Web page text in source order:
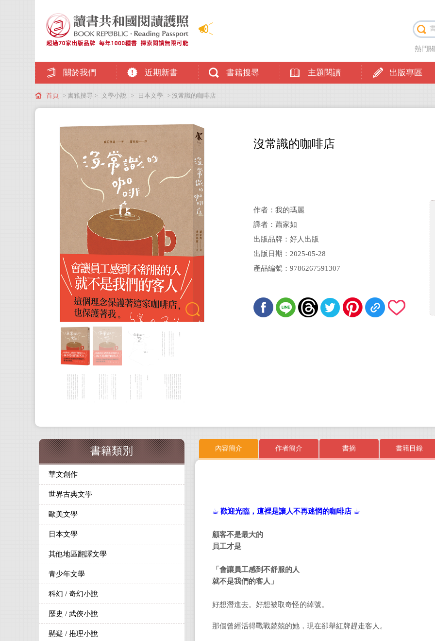
關於我們 近期新書 書籍搜尋 主題閱讀 出版專區
熱門
首頁 > 書籍搜尋 > 文學小說 > 日本文學 > 沒常識的咖啡店
沒常識的咖啡店
作者：我的瑪麗
譯者：蕭家如
出版品牌：好人出版
出版日期：2025-05-28
產品編號：9786267591307
內容簡介 作者簡介 書摘 書籍目錄
☕ 歡迎光臨，這裡是讓人不再迷惘的咖啡店 ☕
顧客不是最大的
員工才是
「會讓員工感到不舒服的人
就不是我們的客人」
好想潛進去。好想被取奇怪的綽號。
那個曾經活得戰戰兢兢的她，現在卻舉紅牌趕走客人。
書籍類別
華文創作
世界古典文學
歐美文學
日本文學
其他地區翻譯文學
青少年文學
科幻 / 奇幻小說
歷史 / 武俠小說
懸疑 / 推理小說